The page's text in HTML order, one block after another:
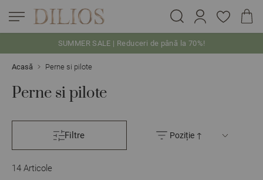
SUMMER SALE | Reduceri de până la 70%!
Acasă Perne si pilote
Perne si pilote
Filtre
14 Articole